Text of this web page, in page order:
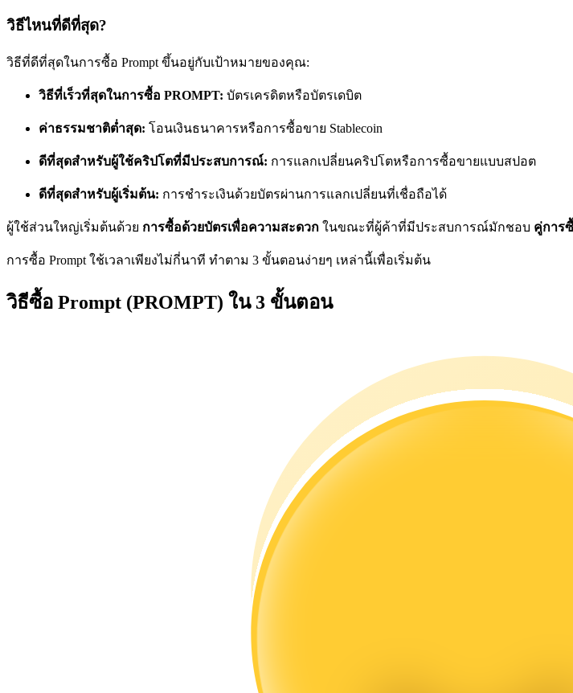
คัดลอกการซื้อขาย
เข้าร่วมกับเทรดเดอร์ชั้นนำ
เป็นเทรดเดอร์คัดลอก
การวิเคราะห์ข้อมูลขนาดใหญ่ รวมถึงข้อมูลการค้า ฯลฯ
วิธีไหนที่ดีที่สุด?
วิธีที่ดีที่สุดในการซื้อ Prompt ขึ้นอยู่กับเป้าหมายของคุณ:
วิธีที่เร็วที่สุดในการซื้อ PROMPT: บัตรเครดิตหรือบัตรเดบิต
ค่าธรรมชาติต่ำสุด: โอนเงินธนาคารหรือการซื้อขาย Stablecoin
ดีที่สุดสำหรับผู้ใช้คริปโตที่มีประสบการณ์: การแลกเปลี่ยนคริปโตหรือการซื้อขายแบบสปอต
ดีที่สุดสำหรับผู้เริ่มต้น: การชำระเงินด้วยบัตรผ่านการแลกเปลี่ยนที่เชื่อถือได้
ผู้ใช้ส่วนใหญ่เริ่มต้นด้วย การซื้อด้วยบัตรเพื่อความสะดวก ในขณะที่ผู้ค้าที่มีประสบการณ์มักชอบ คู่การ
การซื้อ Prompt ใช้เวลาเพียงไม่กี่นาที ทำตาม 3 ขั้นตอนง่ายๆ เหล่านี้เพื่อเริ่มต้น
วิธีซื้อ Prompt (PROMPT) ใน 3 ขั้นตอน